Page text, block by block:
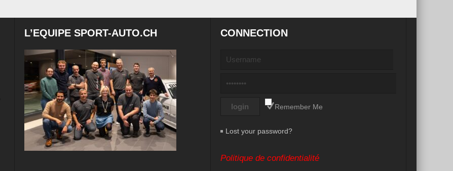
L’EQUIPE SPORT-AUTO.CH CONNECTION
Remember Me
Lost your password?
Politique de confidentialité